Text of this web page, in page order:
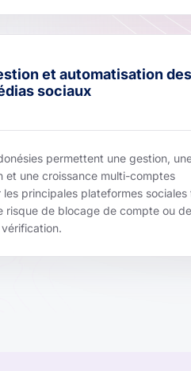
et automatisation des
sociaux
permettent une gestion,
et une croissance multi-comptes
les principales plateformes sociales
risque de blocage de compte ou de